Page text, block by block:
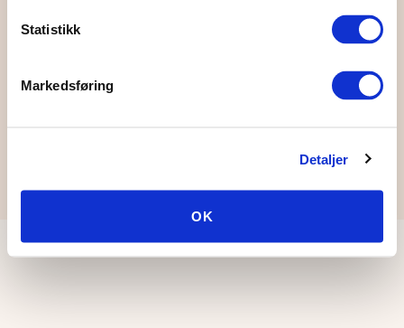
Statistikk
Markedsføring
Detaljer
OK
Nord